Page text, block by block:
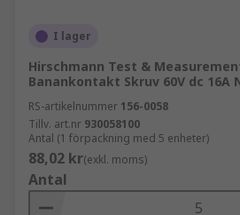
I lager
Hirschmann Test &
Banankontakt Skruv 60V dc 16A
RS-artikelnummer 156-0058
Tillv. art.nr 930058100
Antal (1 förpackning med 5 enheter)
88,02 kr(exkl. moms)
Antal